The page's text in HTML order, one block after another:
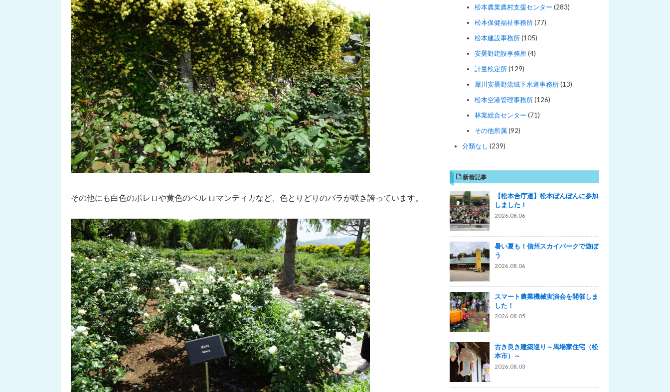
その他にも白色のボレロや黄色のベル ロマンティカなど、色とりどりのバラが咲き誇っています。
松本農業農村支援センター (283)
松本保健福祉事務所(77)
松本建設事務所(105)
安曇野建設事務所(4)
計量検定所(129)
犀川安曇野流域下水道事務所(13)
松本空港管理事務所(126)
林業総合センター (71)
その他所属(92)
分類なし (239)
新着記事
【松本合庁連】松本ぼんぼんに参加
しました！
2026.08.06
暑い夏も！信州スカイパークで遊ぼ
う
2026.08.06
スマート農業機械実演会を開催しま
した！
2026.08.05
古き良き建築巡り～馬場家住宅（松
本市）～
2026.08.03